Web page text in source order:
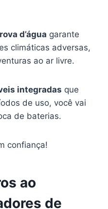
d’água garante
climáticas adversas,
ao ar livre.
integradas que
de uso, você vai
de baterias.
confiança!
ao
de